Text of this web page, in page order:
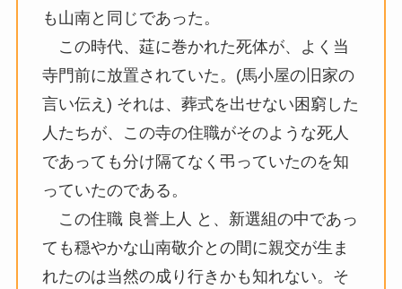
も山南と同じであった。
この時代、莚に巻かれた死体が、よく当
寺門前に放置されていた。(馬小屋の旧家の
言い伝え) それは、葬式を出せない困窮した
人たちが、この寺の住職がそのような死人
であっても分け隔てなく弔っていたのを知
っていたのである。
この住職 良誉上人 と、新選組の中であっ
ても穏やかな山南敬介との間に親交が生ま
れたのは当然の成り行きかも知れない。そ